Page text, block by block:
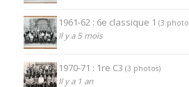
1961-62 : 6e classique 1 (3
Il y a 5 mois
1970-71 : 1re C3 (3 photos)
Il y a 1 an